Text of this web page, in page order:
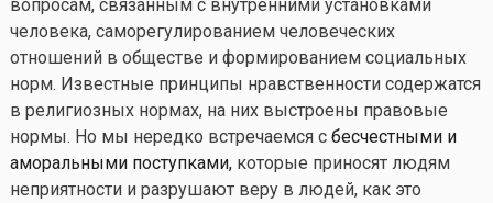
вопросам, связанным с внутренними установками
человека, саморегулированием человеческих
отношений в обществе и формированием социальных
норм. Известные принципы нравственности содержатся
в религиозных нормах, на них выстроены правовые
нормы. Но мы нередко встречаемся с бесчестными и
аморальными поступками,которые приносят людям
неприятности и разрушают веру в людей, как это